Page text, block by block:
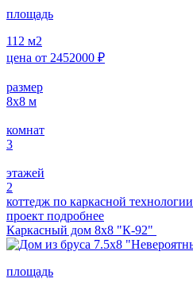
площадь
112 м2
цена от 2452000 ₽
размер
8х8 м
комнат
3
этажей
2
коттедж по каркасной технологии
проект подробнее
Каркасный дом 8х8 "К-92"
площадь